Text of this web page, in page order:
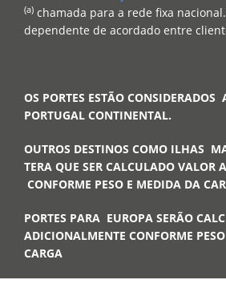
(a) chamada para a rede fixa
dependente de acordado entre
OS PORTES ESTÃO CONSIDERADOS
PORTUGAL CONTINENTAL.
OUTROS DESTINOS COMO ILHAS
TERA QUE SER CALCULADO VALOR
CONFORME PESO E MEDIDA DA
PORTES PARA EUROPA SERÃO
ADICIONALMENTE CONFORME
CARGA